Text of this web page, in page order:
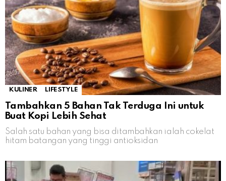
KULINER LIFESTYLE
Tambahkan 5 Bahan Tak Terduga Ini untuk
Buat Kopi Lebih Sehat
Salah satu bahan yang bisa ditambahkan ialah cokelat
hitam batangan yang tinggi antioksidan